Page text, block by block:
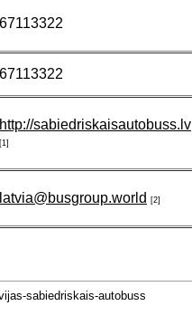
67113322
67113322
http://sabiedriskaisautobuss.lv
[1]
latvia@busgroup.world [2]
sabiedriskais-autobuss